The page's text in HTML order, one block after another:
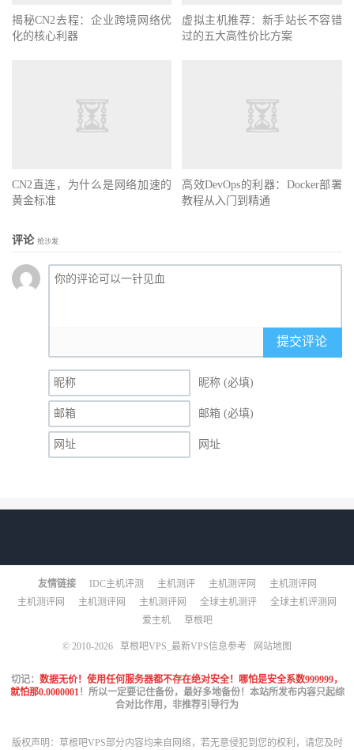
揭秘CN2去程：企业跨境网络优
化的核心利器
虚拟主机推荐：新手站长不容错
过的五大高性价比方案
CN2直连，为什么是网络加速的
黄金标准
高效DevOps的利器：Docker部署
教程从入门到精通
评论 抢沙发
提交评论
昵称 (必填)
邮箱 (必填)
网址
友情链接 IDC主机评测 主机测评 主机测评网
主机测评网
主机测评网
主机测评网 主机测评网 全球主机测评
全球主机评测网
爱主机
草根吧
© 2010-2026 草根吧VPS_最新VPS信息参考 网站地图
切记： 数据无价！使用任何服务器都不存在绝对安全！哪怕是安全系数999999，
就怕那0.0000001！所以一定要记住备份，最好多地备份！本站所发布内容只起综
合对比作用，非推荐引导行为
版权声明：草根吧VPS部分内容均来自网络，若无意侵犯到您的权利，请您及时